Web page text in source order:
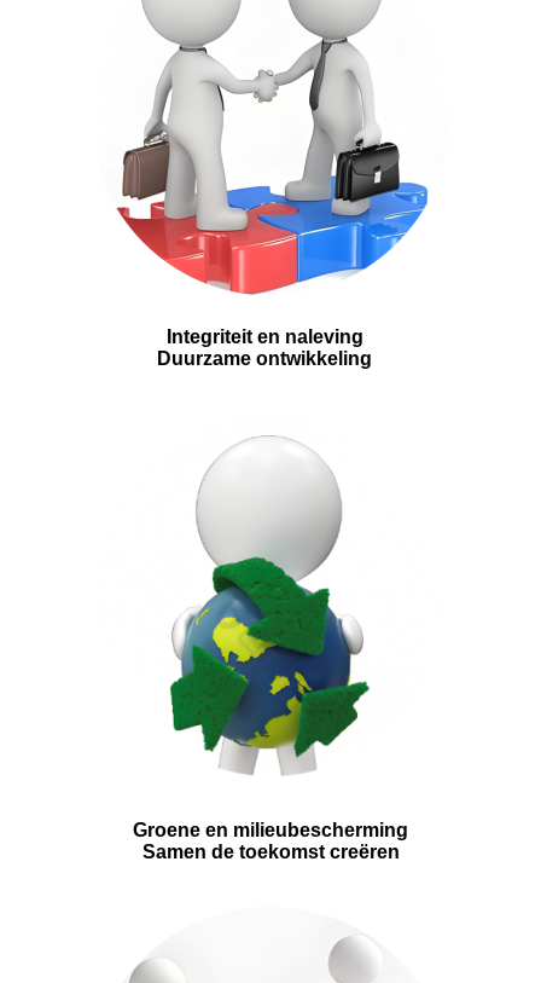
Integriteit en naleving
Duurzame ontwikkeling
Groene en milieubescherming
Samen de toekomst creëren